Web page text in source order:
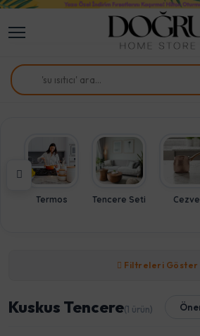
Termos Tencere Seti Cezve
Filtreleri Göster
Kuskus Tencere(1 ürün)